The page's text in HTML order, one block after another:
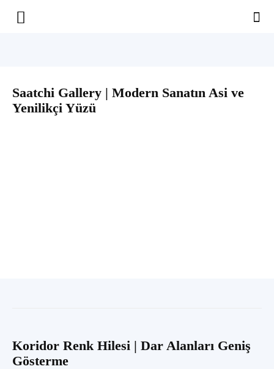
Yaşam
Saatchi Gallery | Modern Sanatın Asi ve
Yenilikçi Yüzü
Koridor Renk Hilesi | Dar Alanları Geniş
Gösterme